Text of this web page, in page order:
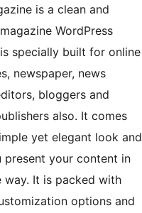
is a clean and
WordPress
specially built for online
newspaper, news
bloggers and
also. It comes
yet elegant look and
present your content in
way. It is packed with
options and